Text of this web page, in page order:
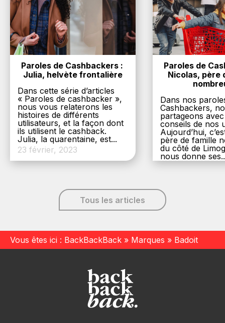
Paroles de Cashbackers :
Julia, helvète frontalière
Dans cette série d’articles
« Paroles de cashbacker »,
nous vous relaterons les
histoires de différents
utilisateurs, et la façon dont
ils utilisent le cashback.
Julia, la quarentaine, est...
23 février, 2023
Paroles de
Nicolas, père
Dans nos
Cashbackers,
partageons
conseils de nos
Aujourd’hui,
père de famille
du côté de
nous donne
Tous les articles
Vous êtes ici : BackBackBack » Marques » Badoit